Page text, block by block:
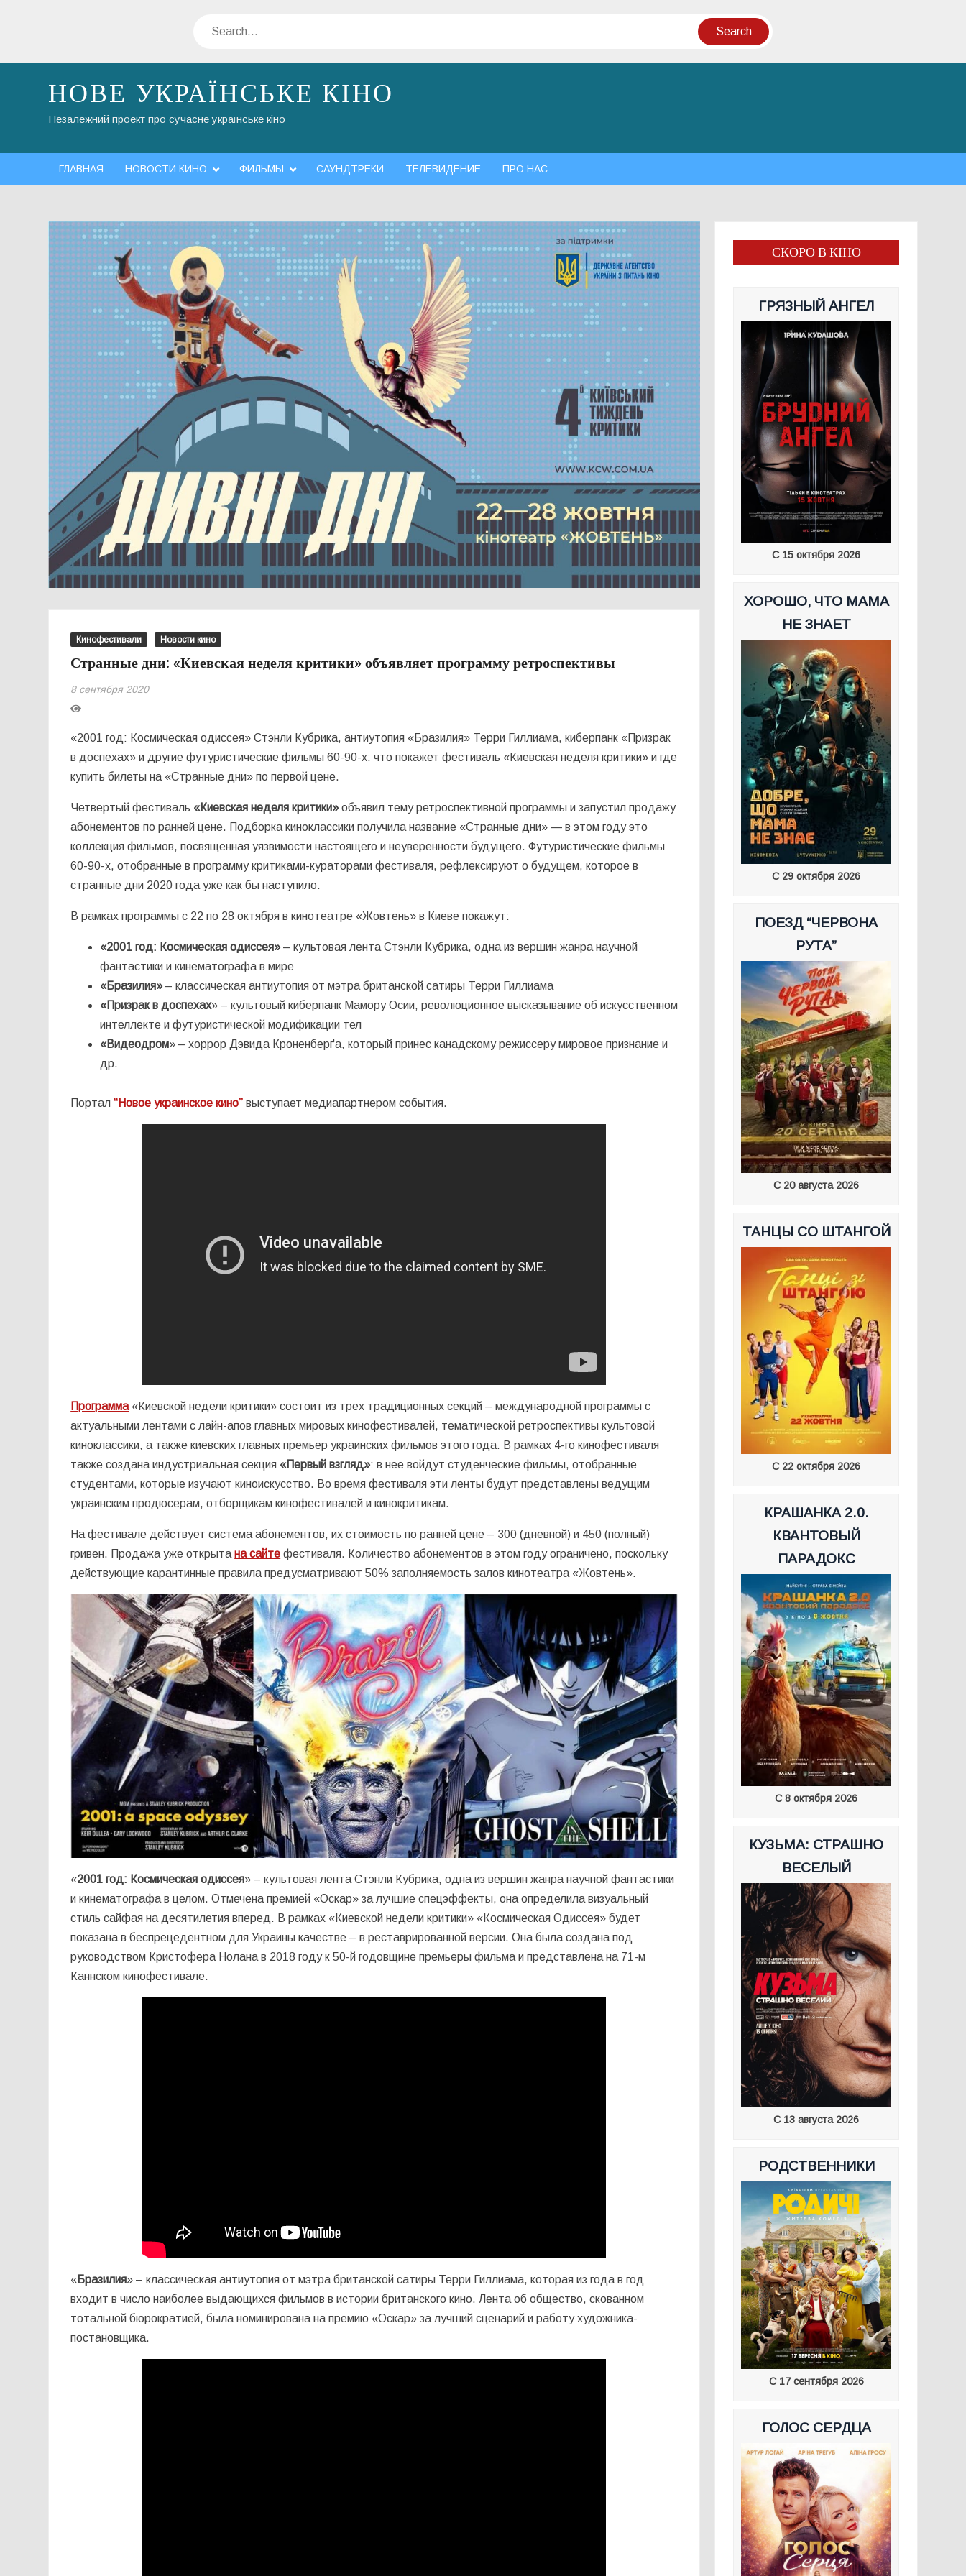
Search
НОВЕ УКРАЇНСЬКЕ КІНО
Незалежний проект про сучасне українське кіно
ГЛАВНАЯ НОВОСТИ КИНО ФИЛЬМЫ САУНДТРЕКИ ТЕЛЕВИДЕНИЕ ПРО НАС
Кинофестивали Новости кино
Странные дни: «Киевская неделя критики» объявляет программу ретроспективы
8 сентября 2020
«2001 год: Космическая одиссея» Стэнли Кубрика, антиутопия «Бразилия» Терри Гиллиама, киберпанк «Призрак
в доспехах» и другие футуристические фильмы 60-90-х: что покажет фестиваль «Киевская неделя критики» и где
купить билеты на «Странные дни» по первой цене.
Четвертый фестиваль «Киевская неделя критики» объявил тему ретроспективной программы и запустил продажу
абонементов по ранней цене. Подборка киноклассики получила название «Странные дни» — в этом году это
коллекция фильмов, посвященная уязвимости настоящего и неуверенности будущего. Футуристические фильмы
60-90-х, отобранные в программу критиками-кураторами фестиваля, рефлексируют о будущем, которое в
странные дни 2020 года уже как бы наступило.
В рамках программы с 22 по 28 октября в кинотеатре «Жовтень» в Киеве покажут:
«2001 год: Космическая одиссея» – культовая лента Стэнли Кубрика, одна из вершин жанра научной
фантастики и кинематографа в мире
«Бразилия» – классическая антиутопия от мэтра британской сатиры Терри Гиллиама
«Призрак в доспехах» – культовый киберпанк Мамору Осии, революционное высказывание об искусственном
интеллекте и футуристической модификации тел
«Видеодром» – хоррор Дэвида Кроненберґа, который принес канадскому режиссеру мировое признание и
др.
Портал“Новое украинское кино” выступает медиапартнером события.
Программа«Киевской недели критики» состоит из трех традиционных секций – международной программы с
актуальными лентами с лайн-апов главных мировых кинофестивалей, тематической ретроспективы культовой
киноклассики, а также киевских главных премьер украинских фильмов этого года. В рамках 4-го кинофестиваля
также создана индустриальная секция «Первый взгляд»: в нее войдут студенческие фильмы, отобранные
студентами, которые изучают киноискусство. Во время фестиваля эти ленты будут представлены ведущим
украинским продюсерам, отборщикам кинофестивалей и кинокритикам.
На фестивале действует система абонементов, их стоимость по ранней цене – 300 (дневной) и 450 (полный)
гривен. Продажа уже открытана сайте фестиваля. Количество абонементов в этом году ограничено, поскольку
действующие карантинные правила предусматривают 50% заполняемость залов кинотеатра «Жовтень».
«2001 год: Космическая одиссея» – культовая лента Стэнли Кубрика, одна из вершин жанра научной фантастики
и кинематографа в целом. Отмечена премией «Оскар» за лучшие спецэффекты, она определила визуальный
стиль сайфая на десятилетия вперед. В рамках «Киевской недели критики» «Космическая Одиссея» будет
показана в беспрецедентном для Украины качестве – в реставрированной версии. Она была создана под
руководством Кристофера Нолана в 2018 году к 50-й годовщине премьеры фильма и представлена на 71-м
Каннском кинофестивале.
«Бразилия» – классическая антиутопия от мэтра британской сатиры Терри Гиллиама, которая из года в год
входит в число наиболее выдающихся фильмов в истории британского кино. Лента об общество, скованном
тотальной бюрократией, была номинирована на премию «Оскар» за лучший сценарий и работу художника-
постановщика.
СКОРО В КІНО
ГРЯЗНЫЙ АНГЕЛ
С 15 октября 2026
ХОРОШО, ЧТО МАМА
НЕ ЗНАЕТ
С 29 октября 2026
ПОЕЗД “ЧЕРВОНА
РУТА”
С 20 августа 2026
ТАНЦЫ СО ШТАНГОЙ
С 22 октября 2026
КРАШАНКА 2.0.
КВАНТОВЫЙ
ПАРАДОКС
С 8 октября 2026
КУЗЬМА: СТРАШНО
ВЕСЕЛЫЙ
С 13 августа 2026
РОДСТВЕННИКИ
С 17 сентября 2026
ГОЛОС СЕРДЦА